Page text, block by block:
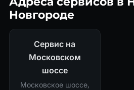
Новгороде
Сервис на
Московском
шоссе
Московское шоссе,